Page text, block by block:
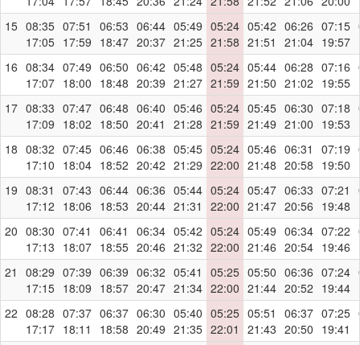
15 08:35
17:05
07:51
17:59
06:53
18:47
06:44
20:37
05:49
21:25
05:24
21:58
05:42
21:51
06:26
21:04
07:15
19:57
16 08:34
17:07
07:49
18:00
06:50
18:48
06:42
20:39
05:48
21:27
05:24
21:59
05:44
21:50
06:28
21:02
07:16
19:55
17 08:33
17:09
07:47
18:02
06:48
18:50
06:40
20:41
05:46
21:28
05:24
21:59
05:45
21:49
06:30
21:00
07:18
19:53
18 08:32
17:10
07:45
18:04
06:46
18:52
06:38
20:42
05:45
21:29
05:24
22:00
05:46
21:48
06:31
20:58
07:19
19:50
19 08:31
17:12
07:43
18:06
06:44
18:53
06:36
20:44
05:44
21:31
05:24
22:00
05:47
21:47
06:33
20:56
07:21
19:48
20 08:30
17:13
07:41
18:07
06:41
18:55
06:34
20:46
05:42
21:32
05:24
22:00
05:49
21:46
06:34
20:54
07:22
19:46
21
08:29
17:15
07:39
18:09
06:39
18:57
06:32
20:47
05:41
21:34
05:25
22:00
05:50
21:44
06:36
20:52
07:24
19:44
22 08:28
17:17
07:37
18:11
06:37
18:58
06:30
20:49
05:40
21:35
05:25
22:01
05:51
21:43
06:37
20:50
07:25
19:41